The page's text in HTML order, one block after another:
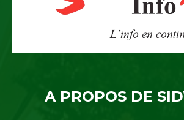
A PROPOS DE